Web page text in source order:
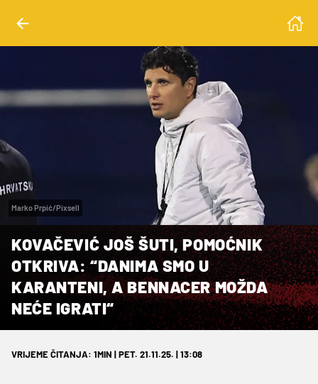
Marko Prpić/Pixsell
KOVAČEVIĆ JOŠ ŠUTI, POMOĆNIK
OTKRIVA: “DANIMA SMO U
KARANTENI, A BENNACER MOŽDA
NEĆE IGRATI“
VRIJEME ČITANJA: 1MIN | PET. 21.11.25. | 13:08